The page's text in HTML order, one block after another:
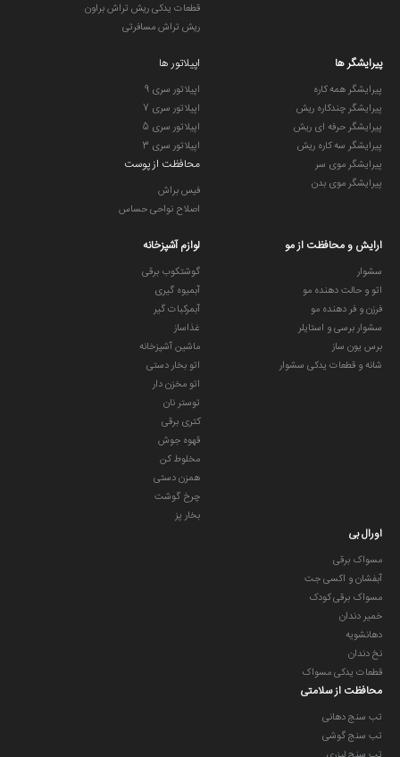
قطعات یدکی ریش تراش براون
ریش تراش مسافرتی
پیرایشگر ها
پیرایشگر همه کاره
پیرایشگر چندکاره ریش
پیرایشگر حرفه ای ریش
پیرایشگر سه کاره ریش
پیرایشگر موی سر
پیرایشگر موی بدن
اپیلاتور ها
اپیلاتور سری 9
اپیلاتور سری 7
اپیلاتور سری 5
اپیلاتور سری 3
محافظت از پوست
فیس براش
اصلاح نواحی حساس
ارایش و محافظت از مو
سشوار
اتو و حالت دهنده مو
فرزن و فر دهنده مو
سشوار برسی و استایلر
برس یون ساز
شانه و قطعات یدکی سشوار
لوازم آشپزخانه
گوشتکوب برقی
آبمیوه گیری
آبمرکبات گیر
غذاساز
ماشین آشپزخانه
اتو بخار دستی
اتو مخزن دار
توستر نان
کتری برقی
قهوه جوش
مخلوط کن
همزن دستی
چرخ گوشت
بخار پز
اورال بی
مسواک برقی
آبفشان و اکسی جت
مسواک برقی کودک
خمیر دندان
دهانشویه
نخ دندان
قطعات یدکی مسواک
محافظت از سلامتی
تب سنج دهانی
تب سنج گوشی